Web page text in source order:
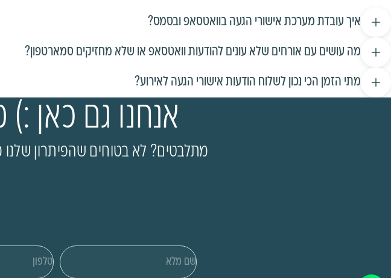
איך עובדת מערכת אישורי הגעה בוואטסאפ ובסמס?
מה עושים עם אורחים שלא עונים להודעות וואטסאפ או שלא מחזיקים סמארטפון?
מתי הזמן הכי נכון לשלוח הודעות אישורי הגעה לאירוע?
אנחנו גם כאן
מתלבטים? לא בטוחים שהפיתרון שלנו